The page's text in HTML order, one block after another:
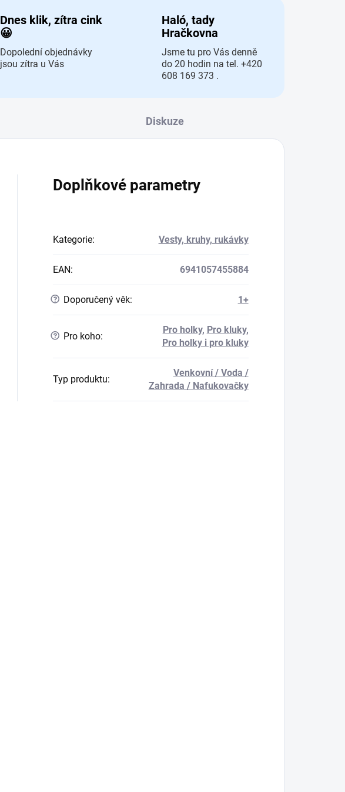
Dnes klik, zítra cink
😀
Dopolední objednávky
jsou zítra u Vás
Haló, tady
Hračkovna
Jsme tu pro Vás denně
do 20 hodin na tel. +420
608 169 373 .
Diskuze
Doplňkové parametry
Kategorie: Vesty, kruhy, rukávky
EAN: 6941057455884
? Doporučený věk: 1+
? Pro koho:
Pro holky, Pro kluky,
Pro holky i pro kluky
Typ produktu:
Venkovní / Voda /
Zahrada / Nafukovačky